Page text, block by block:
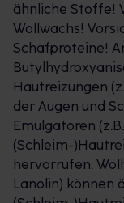
Hautbereiche
tragen sie diese
oder dem
Anwendung ist
tagsüber zu
Beschwerden
Schlafen gehen
entspannt im
dann
ähnliche Stoffe!
Wollwachs!
Schafproteine!
Hautreizungen
der Augen und
Emulgatoren
(Schleim-
hervorrufen.
Lanolin) können